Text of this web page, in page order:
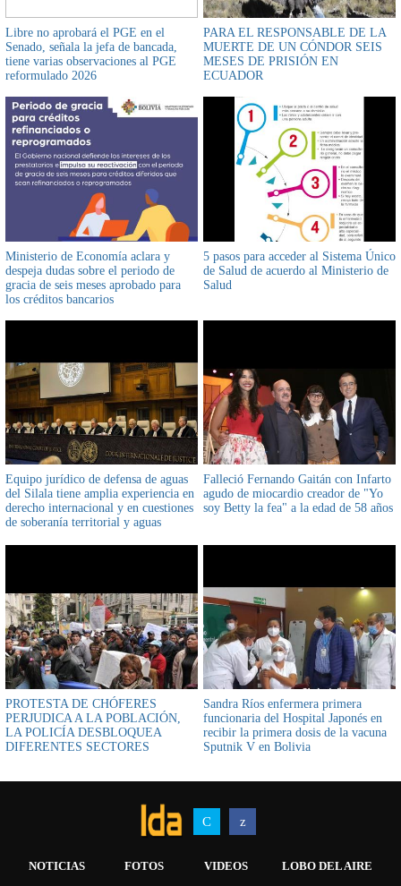
Libre no aprobará el PGE en el
Senado, señala la jefa de bancada,
tiene varias observaciones al PGE
reformulado 2026
PARA EL RESPONSABLE DE LA
MUERTE DE UN CÓNDOR SEIS
MESES DE PRISIÓN EN
ECUADOR
Ministerio de Economía aclara y
despeja dudas sobre el periodo de
gracia de seis meses aprobado para
los créditos bancarios
5 pasos para acceder al Sistema Único
de Salud de acuerdo al Ministerio de
Salud
Equipo jurídico de defensa de aguas
del Silala tiene amplia experiencia en
derecho internacional y en cuestiones
de soberanía territorial y aguas
Falleció Fernando Gaitán con Infarto
agudo de miocardio creador de "Yo
soy Betty la fea" a la edad de 58 años
PROTESTA DE CHÓFERES
PERJUDICA A LA POBLACIÓN,
LA POLICÍA DESBLOQUEA
DIFERENTES SECTORES
Sandra Ríos enfermera primera
funcionaria del Hospital Japonés en
recibir la primera dosis de la vacuna
Sputnik V en Bolivia
NOTICIAS FOTOS VIDEOS LOBO DEL AIRE